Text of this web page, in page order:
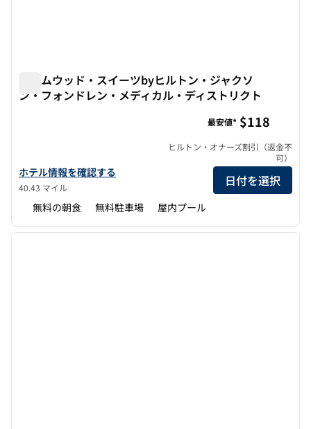
ホームウッド・スイーツbyヒルトン・ジャクソ
ン・フォンドレン・メディカル・ディストリクト
ホームウッド・スイーツbyヒルトン・ジャクソン・フォンドレン
ホテル情報を確認する
40.43 マイル
最安値* $118
ヒルトン・オナーズ割引（返金不
可）
日付を選択
無料の朝食 無料駐車場 屋内プール
1/12
1/12
前の画像 次の